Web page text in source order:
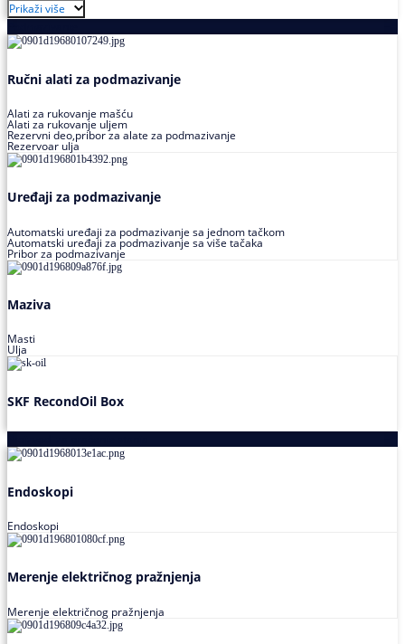
Prikaži više
Ručni alati za podmazivanje
Alati za rukovanje mašću
Alati za rukovanje uljem
Rezervni deo,pribor za alate za podmazivanje
Rezervoar ulja
Uređaji za podmazivanje
Automatski uređaji za podmazivanje sa jednom tačkom
Automatski uređaji za podmazivanje sa više tačaka
Pribor za podmazivanje
Maziva
Masti
Ulja
SKF RecondOil Box
Endoskopi
Endoskopi
Merenje električnog pražnjenja
Merenje električnog pražnjenja